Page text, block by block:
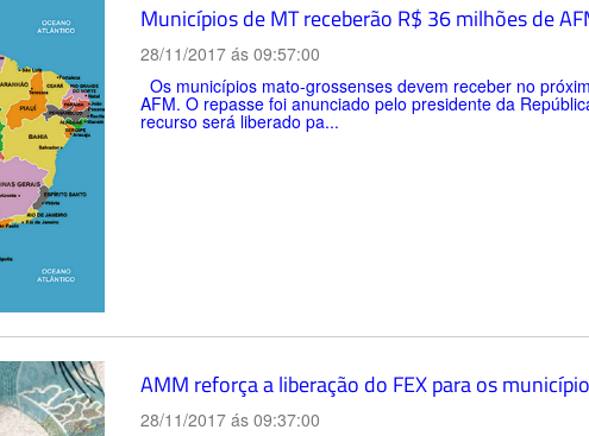
Municípios de MT receberão R$ 36 milhões de
28/11/2017 ás 09:57:00
Os municípios mato-grossenses devem receber no
AFM. O repasse foi anunciado pelo presidente da
recurso será liberado pa...
AMM reforça a liberação do FEX para os
28/11/2017 ás 09:37:00